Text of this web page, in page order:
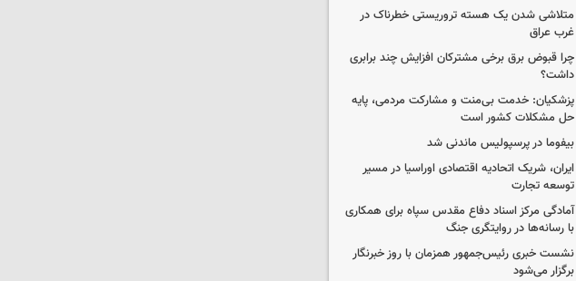
متلاشی شدن یک هسته تروریستی خطرناک در
غرب عراق
چرا قبوض برق برخی مشترکان افزایش چند برابری
داشت؟
پزشکیان: خدمت بی‌منت و مشارکت مردمی، پایه
حل مشکلات کشور است
بیفوما در پرسپولیس ماندنی شد
ایران، شریک اتحادیه اقتصادی اوراسیا در مسیر
توسعه تجارت
آمادگی مرکز اسناد دفاع مقدس سپاه برای همکاری
با رسانه‌ها در روایتگری جنگ
نشست خبری رئیس‌جمهور همزمان با روز خبرنگار
برگزار می‌شود